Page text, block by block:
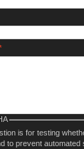
is for testing
to prevent automated